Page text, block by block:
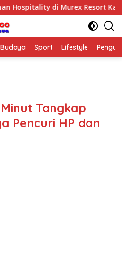
di Murex Resort Kalasey
Sport Lifestyle
Tangkap
Pencuri HP dan